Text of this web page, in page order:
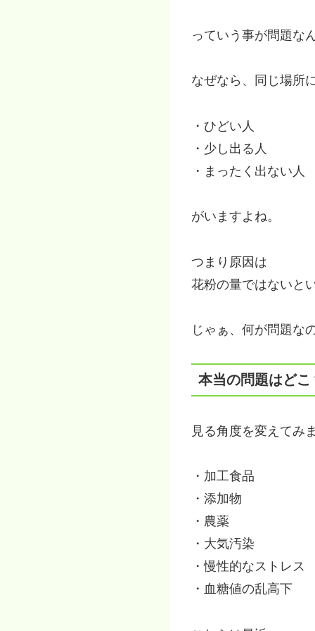
っていう事が問題な
なぜなら、同じ場所
・ひどい人
・少し出る人
・まったく出ない人
がいますよね。
つまり原因は
花粉の量ではないと
じゃぁ、何が問題な
本当の問題はどこ
見る角度を変えてみ
・加工食品
・添加物
・農薬
・大気汚染
・慢性的なストレス
・血糖値の乱高下